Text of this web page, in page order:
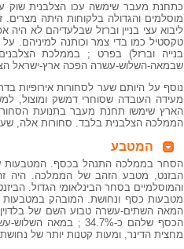
כתחנת מעבר שימשה עכו הצלבנית שוק
מוסלמים והגדולה בלקוחות היתה
ליבוא עצי בניין וברזל שבלעדיהם לא היה
טקסטיל כמו בדי צמר וכותנה למיניהם.
בנייה וברזל) בפרט ; בממלכת
שבמאה-השלוש-עשרה הפכה ארץ-ישראל
נוסף על היותם שער לסחורות אירופיות
מעידה העובדה שסוחרי דמשק ומוצול,
הארץ שימשו תחנת מעבר בתנועת
הממלכה הצלבנית בלבד. סחורות אלה,
המטבע
הסחר בממלכה התנהל בכסף. המטבעות
הבזנט, מטבע הזהב של הממלכה. היה זה
והמוסלמיים בסחר הבינלאומי הגדול.
מטבעות כסף ונחושת. המובהק במטבעות
הכסף שלהם כ-34.7%
מחצית הדינר, ומעות קטנות יותר של נחושת.